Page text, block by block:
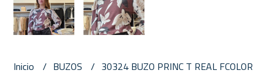
Inicio BUZOS 30324 BUZO PRINC T REAL FCOLOR